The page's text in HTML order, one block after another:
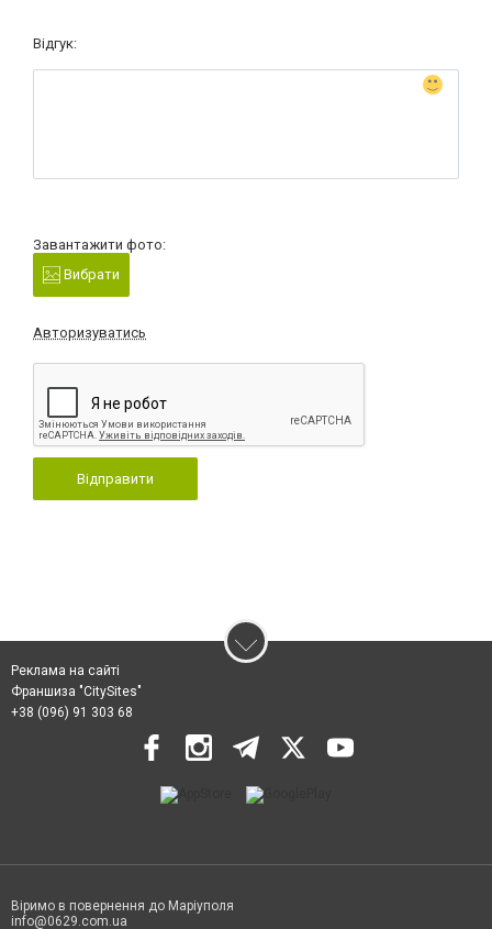
Відгук:
Завантажити фото:
Вибрати
Авторизуватись
Відправити
Реклама на сайті
Франшиза "CitySites"
+38 (096) 91 303 68
Віримо в повернення до Маріуполя
info@0629.com.ua